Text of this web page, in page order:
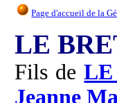
Page d'accueil de la
LE
Fils deLE
Jeanne